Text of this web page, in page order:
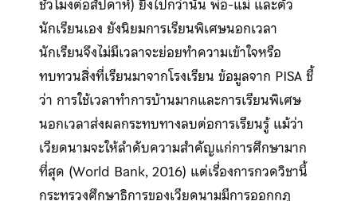
ชั่วโมงต่อสัปดาห์) ยิ่งไปกว่านั้น พ่อ-แม่ และตัว
นักเรียนเอง ยังนิยมการเรียนพิเศษนอกเวลา
นักเรียนจึงไม่มีเวลาจะย่อยทำความเข้าใจหรือ
ทบทวนสิ่งที่เรียนมาจากโรงเรียน ข้อมูลจาก PISA ชี้
ว่า การใช้เวลาทำการบ้านมากและการเรียนพิเศษ
นอกเวลาส่งผลกระทบทางลบต่อการเรียนรู้ แม้ว่า
เวียดนามจะให้ลำดับความสำคัญแก่การศึกษามาก
ที่สุด (World Bank, 2016) แต่เรื่องการกวดวิชานี้
กระทรวงศึกษาธิการของเวียดนามมีการออกกฎ